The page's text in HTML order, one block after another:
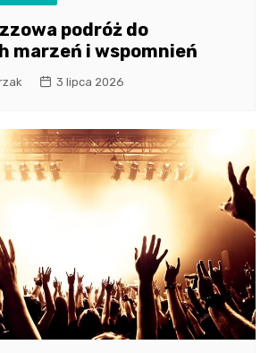
podróż do
marzeń i wspomnień
3 lipca 2026